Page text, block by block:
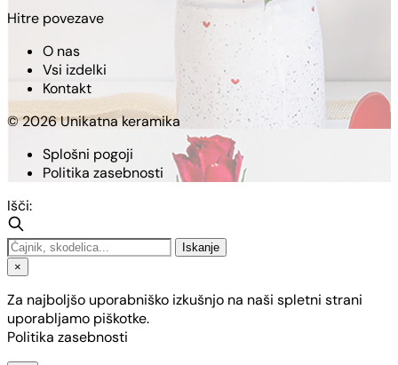
Hitre povezave
O nas
Vsi izdelki
Kontakt
© 2026 Unikatna keramika
Splošni pogoji
Politika zasebnosti
Išči:
Iskanje
×
Za najboljšo uporabniško izkušnjo na naši spletni strani
uporabljamo piškotke.
Politika zasebnosti